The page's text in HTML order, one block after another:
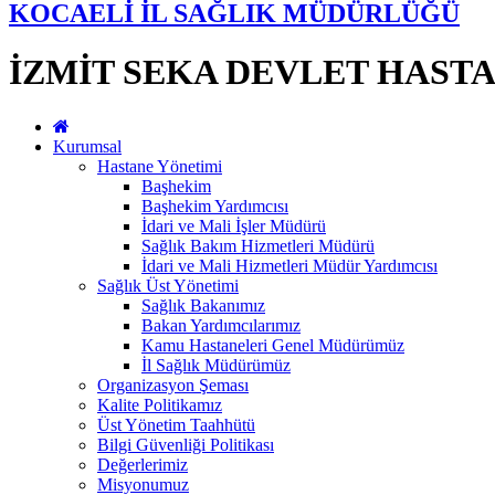
KOCAELİ İL SAĞLIK MÜDÜRLÜĞÜ
İZMİT SEKA DEVLET
Kurumsal
Hastane Yönetimi
Başhekim
Başhekim Yardımcısı
İdari ve Mali İşler Müdürü
Sağlık Bakım Hizmetleri Müdürü
İdari ve Mali Hizmetleri Müdür Yardımcısı
Sağlık Üst Yönetimi
Sağlık Bakanımız
Bakan Yardımcılarımız
Kamu Hastaneleri Genel Müdürümüz
İl Sağlık Müdürümüz
Organizasyon Şeması
Kalite Politikamız
Üst Yönetim Taahhütü
Bilgi Güvenliği Politikası
Değerlerimiz
Misyonumuz